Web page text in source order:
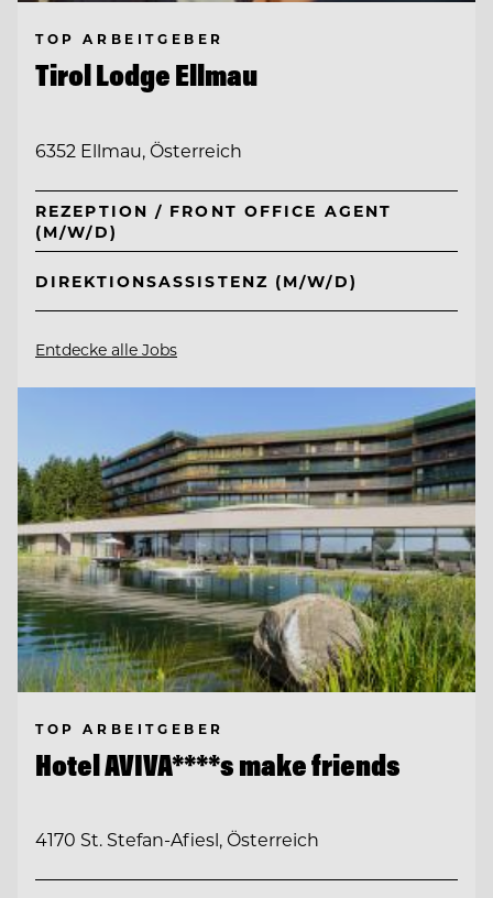
TOP ARBEITGEBER
Tirol Lodge Ellmau
6352 Ellmau, Österreich
REZEPTION / FRONT OFFICE AGENT
(M/W/D)
DIREKTIONSASSISTENZ (M/W/D)
Entdecke alle Jobs
TOP ARBEITGEBER
Hotel AVIVA****s make friends
4170 St. Stefan-Afiesl, Österreich